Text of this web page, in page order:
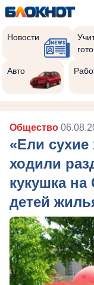
Новости
Авто
Общество
«Ели
ходили
кукушка
детей